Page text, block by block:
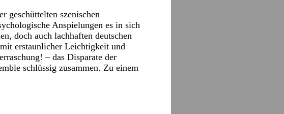
geschüttelten szenischen
Anspielungen es in sich
doch auch lachhaften deutschen
erstaunlicher Leichtigkeit und
– das Disparate der
schlüssig zusammen. Zu einem